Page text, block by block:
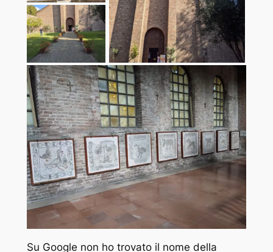
Su Google non ho trovato il nome della